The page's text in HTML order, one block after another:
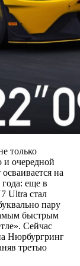
только
и очередной
на
еще в
Ultra стал
пару
быстрым
Сейчас
Нюрбургринг
третью